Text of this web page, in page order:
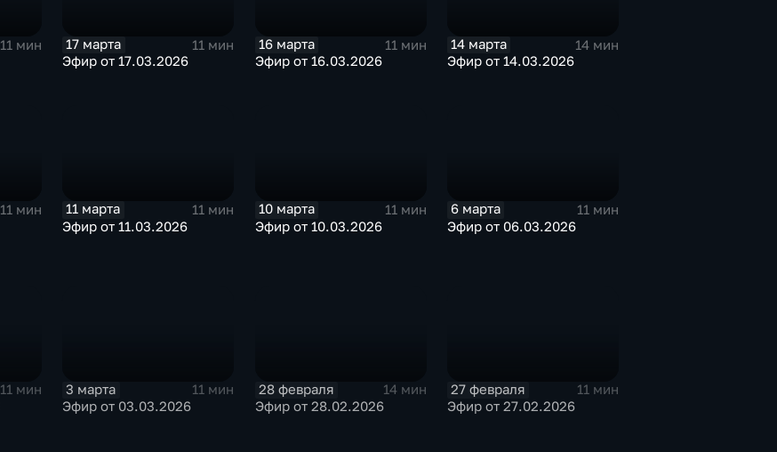
11 мин
17 марта
11 мин
Эфир от 17.03.2026
16 марта
11 мин
Эфир от 16.03.2026
14 марта
14 мин
Эфир от 14.03.2026
11 мин
11 марта
11 мин
Эфир от 11.03.2026
10 марта
11 мин
Эфир от 10.03.2026
6 марта
11 мин
Эфир от 06.03.2026
11 мин
3 марта
11 мин
Эфир от 03.03.2026
28 февраля
14 мин
Эфир от 28.02.2026
27 февраля
11 мин
Эфир от 27.02.2026